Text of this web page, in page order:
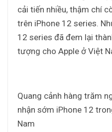
cải tiến nhiều, thậm chí
trên iPhone 12 series.
12 series đã đem lại
tượng cho Apple ở Việt
Quang cảnh hàng trăm
nhận sớm iPhone 12
Nam